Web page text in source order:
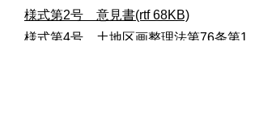
様式第2号 意見書(rtf 68KB)
様式第4号 土地区画整理法第76条第1